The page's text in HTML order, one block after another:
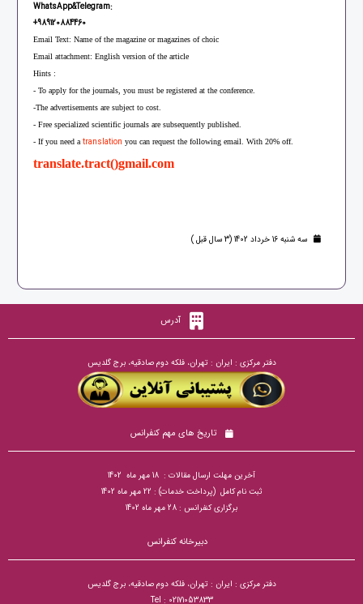
WhatsApp&Telegram:
+989120884460
Email Text: Name of the magazine or magazines of choic
Email attachment: English version of the article
Hints :
- To apply for the journals, you must be registered at the conference.
-The advertisements are subject to cost.
- Free specialized scientific journals are subsequently published.
- If you need atranslation you can request the following email. With 20% off.
translate.tract()gmail.com
سه شنبه 16 خرداد 1402 (3 سال قبل )
آدرس
دفتر مرکزی : ایران : تهران، فلکه دوم صادقیه، برج گلدیس
تاریخ های مهم کنفرانس
آخرین مهلت ارسال مقالات : 18 مهر ماه 1402
ثبت نام کامل (پرداخت خدمات) : 22 مهر ماه 1402
برگزاری کنفرانس : 28 مهر ماه 1402
دبیرخانه کنفرانس
دفتر مرکزی : ایران : تهران، فلکه دوم صادقیه، برج گلدیس
Tel : 02171053833